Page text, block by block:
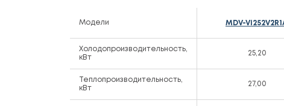
Модели
Холодопроизводительность,
кВт
Теплопроизводительность,
кВт
MDV-
25,20
27,00